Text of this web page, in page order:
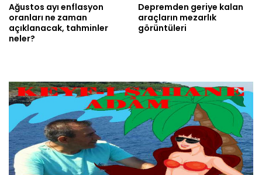
Ağustos ayı enflasyon
oranları ne zaman
açıklanacak, tahminler
neler?
Depremden geriye kalan
araçların mezarlık
görüntüleri